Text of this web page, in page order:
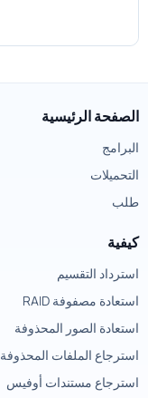
الصفحة الرئيسية
البرامج
التحميلات
طلب
كيفية
استرداد التقسيم
استعادة مصفوفة RAID
استعادة الصور المحذوفة
استرجاع الملفات المحذوفة
استرجاع مستندات أوفيس